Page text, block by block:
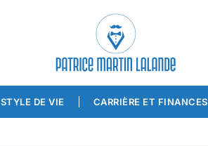
STYLE DE VIE CARRIÈRE ET FINANCES